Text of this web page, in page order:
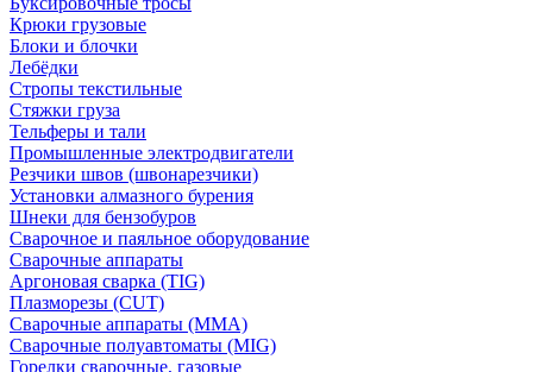
Крюки грузовые
Блоки и блочки
Лебёдки
Стропы текстильные
Стяжки груза
Тельферы и тали
Промышленные электродвигатели
Резчики швов (швонарезчики)
Установки алмазного бурения
Шнеки для бензобуров
Сварочное и паяльное оборудование
Сварочные аппараты
Аргоновая сварка (TIG)
Плазморезы (CUT)
Сварочные аппараты (MMA)
Сварочные полуавтоматы (MIG)
Горелки сварочные, газовые